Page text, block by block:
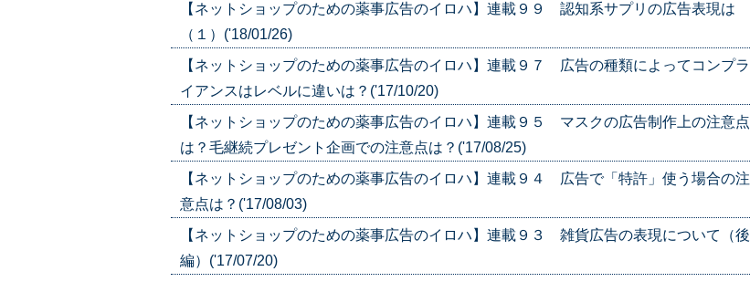
【ネットショップのための薬事広告のイロハ】連載９９ 認知系サプリの広告表現は
（１）('18/01/26)
【ネットショップのための薬事広告のイロハ】連載９７ 広告の種類によってコンプラ
イアンスはレベルに違いは？('17/10/20)
【ネットショップのための薬事広告のイロハ】連載９５ マスクの広告制作上の注意点
は？毛継続プレゼント企画での注意点は？('17/08/25)
【ネットショップのための薬事広告のイロハ】連載９４ 広告で「特許」使う場合の注
意点は？('17/08/03)
【ネットショップのための薬事広告のイロハ】連載９３ 雑貨広告の表現について（後
編）('17/07/20)